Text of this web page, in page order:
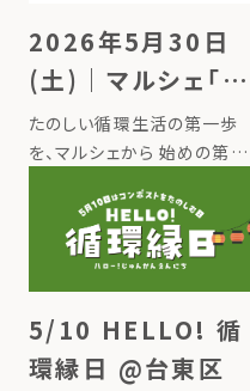
2026年5月30日
(土)｜マルシェ「循
環生活コトハジメ」
開催 ＠東京上野
たのしい循環生活の第一歩
を、マルシェから 始めの第一
いしい！循環するライフスタイ
ルのヒントが、ぎゅっと詰まっ
た入場無料のイベント『第４
回 循環生活コトハジメ』。 家
庭から出る生ごみがコンポス
ト […]
5/10 HELLO! 循
環縁日 @台東区